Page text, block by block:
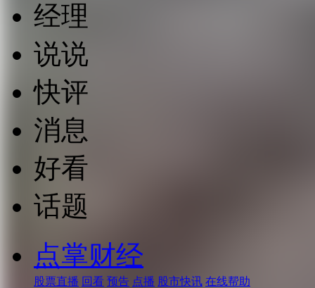
经理
说说
快评
消息
好看
话题
点掌财经
股票直播 回看 预告 点播 股市快讯 在线帮助